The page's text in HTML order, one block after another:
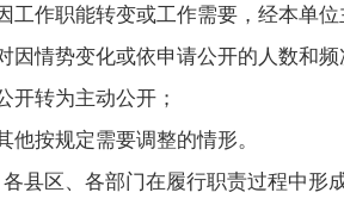
工作职能转变或工作需要，经本单
因情势变化或依申请公开的人数和
开转为主动公开；
他按规定需要调整的情形。
县区、各部门在履行职责过程中形